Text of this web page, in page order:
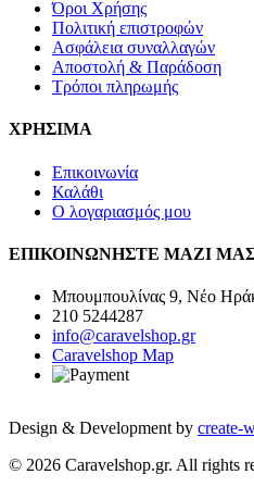
Όροι Χρήσης
Πολιτική επιστροφών
Ασφάλεια συναλλαγών
Αποστολή & Παράδοση
Τρόποι πληρωμής
ΧΡΗΣΙΜΑ
Επικοινωνία
Καλάθι
Ο λογαριασμός μου
ΕΠΙΚΟΙΝΩΝΗΣΤΕ ΜΑΖΙ
Μπουμπουλίνας 9, Νέο
210 5244287
info@caravelshop.gr
Caravelshop Map
Design & Development by create-
© 2026 Caravelshop.gr. All rights